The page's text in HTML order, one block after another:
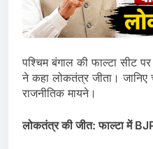
पश्चिम बंगाल की फाल्टा सीट
ने कहा लोकतंत्र जीता।
राजनीतिक मायने।
लोकतंत्र की जीत: फाल्टा में